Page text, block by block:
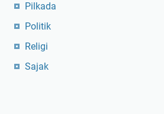
Pilkada
Politik
Religi
Sajak